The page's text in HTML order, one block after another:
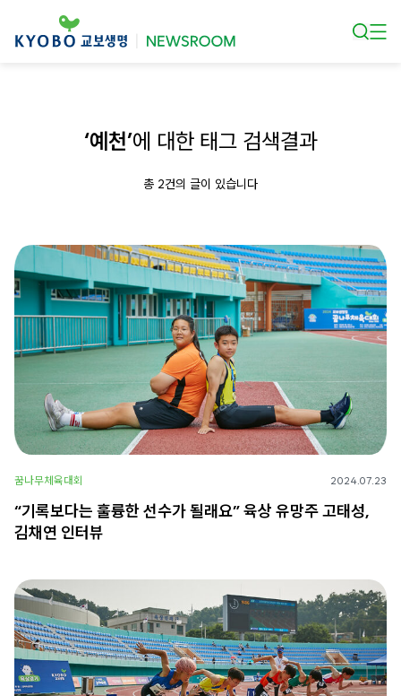
‘예천’에 대한 태그 검색결과
총 2건의 글이 있습니다
꿈나무체육대회 2024.07.23
“기록보다는 훌륭한 선수가 될래요” 육상 유망주 고태성,
김채연 인터뷰